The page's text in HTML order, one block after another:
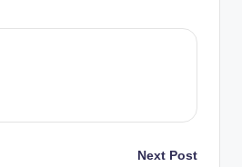
Next Post